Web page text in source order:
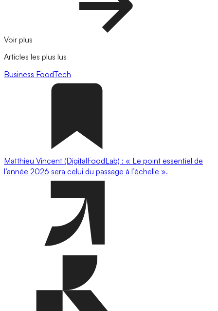
Voir plus
Articles les plus lus
Business FoodTech
Matthieu Vincent (DigitalFoodLab) : « Le point essentiel de
l’année 2026 sera celui du passage à l’échelle ».